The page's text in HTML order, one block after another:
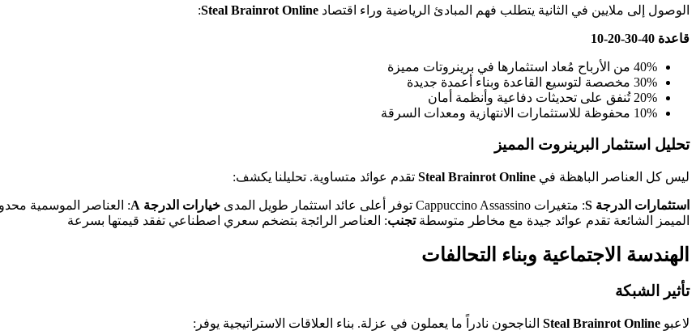
الوصول إلى ملايين في الثانية يتطلب فهم المبادئ الرياضية وراء اقتصاد Steal Brainrot Online
:
قاعدة 40-30-20-10
40% من الأرباح مُعاد استثمارها في برينروتات مميزة
30% مخصصة لتوسيع القاعدة وبناء أعمدة جديدة
20% تُنفق على تحديثات دفاعية وأنظمة أمان
10% محفوظة للاستثمارات الانتهازية ومعدات السرقة
تحليل استثمار البرينروت المميز
ليس كل العناصر الباهظة في Steal Brainrot Online تقدم عوائد متساوية. تحليلنا يكشف:
استثمارات الدرجة S : متغيرات Cappuccino Assassino توفر أعلى عائد استثمار طويل المدى خيارات الدرجة A : العناصر الموسمية
الميمز الشائعة تقدم عوائد جيدة مع مخاطر متوسطةتجنب: العناصر الرائجة بتضخم سعري اصطناعي تفقد قيمتها بسرعة
الهندسة الاجتماعية وبناء التحالفات
تأثير الشبكة
لاعبو Steal Brainrot Online الناجحون نادراً ما يعملون في عزلة. بناء العلاقات الاستراتيجية يوفر: